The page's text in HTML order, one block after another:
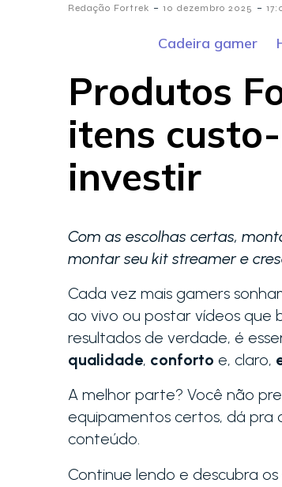
Redação Fortrek - 10 dezembro 2025 -
Cadeira gamer
Produtos
itens
investir
Com as escolhas certas,
montar seu kit streamer e
Cada vez mais gamers
ao vivo ou postar vídeos que
resultados de verdade, é
qualidade, conforto e, claro,
A melhor parte? Você não
equipamentos certos, dá
conteúdo.
Continue lendo e descubra